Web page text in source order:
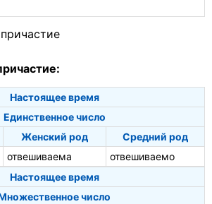
Настоящее время
Единственное число
Женский род
Средний род
отвешиваема
отвешиваемо
Настоящее время
число